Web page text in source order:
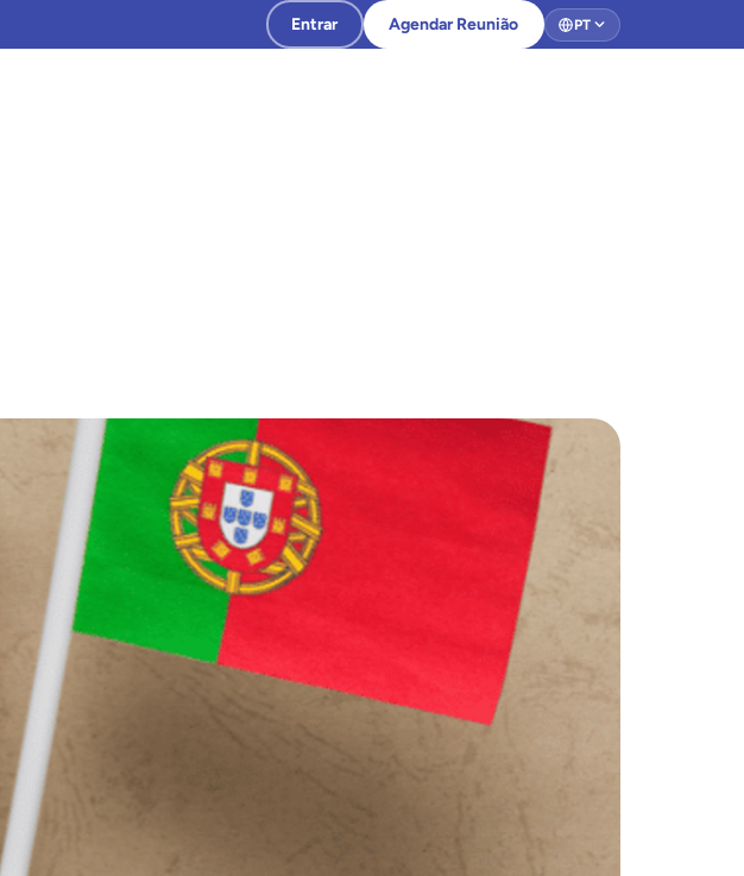
Entrar Agendar Reunião PT